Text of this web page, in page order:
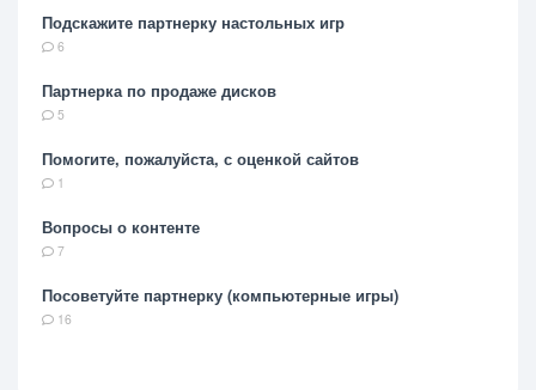
Подскажите партнерку настольных игр
6
Партнерка по продаже дисков
5
Помогите, пожалуйста, с оценкой сайтов
1
Вопросы о контенте
7
Посоветуйте партнерку (компьютерные игры)
16